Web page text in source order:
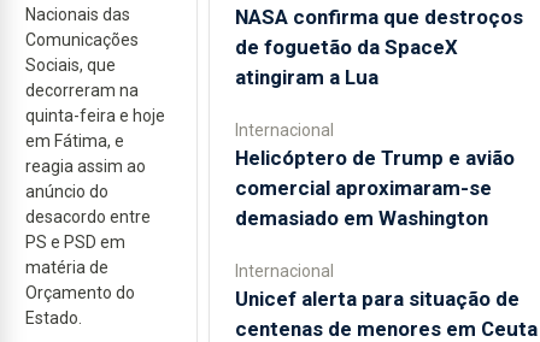
Nacionais das
Comunicações
Sociais, que
decorreram na
quinta-feira e hoje
em Fátima, e
reagia assim ao
anúncio do
desacordo entre
PS e PSD em
matéria de
Orçamento do
Estado.
NASA confirma que destroços
de foguetão da SpaceX
atingiram a Lua
Internacional
Helicóptero de Trump e avião
comercial aproximaram-se
demasiado em Washington
Internacional
Unicef alerta para situação de
centenas de menores em Ceuta